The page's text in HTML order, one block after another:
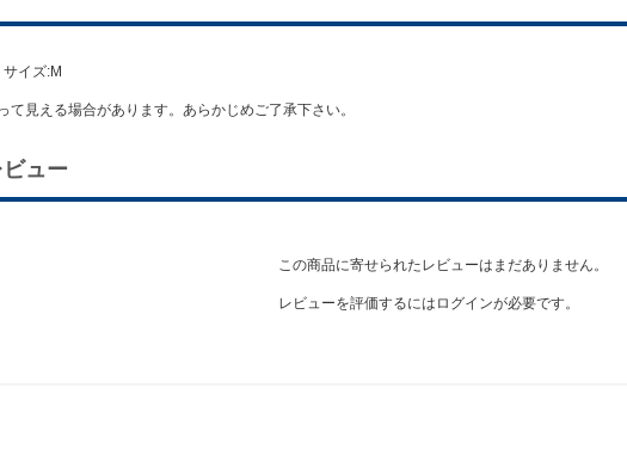
イズ:M
見える場合があります。あらかじめご了承下さい。
ュー
この商品に寄せられたレビューはまだありません。
レビューを評価するには ログインが必要です。